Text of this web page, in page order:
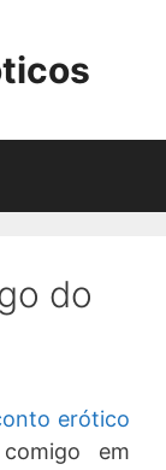
do
erótico
em